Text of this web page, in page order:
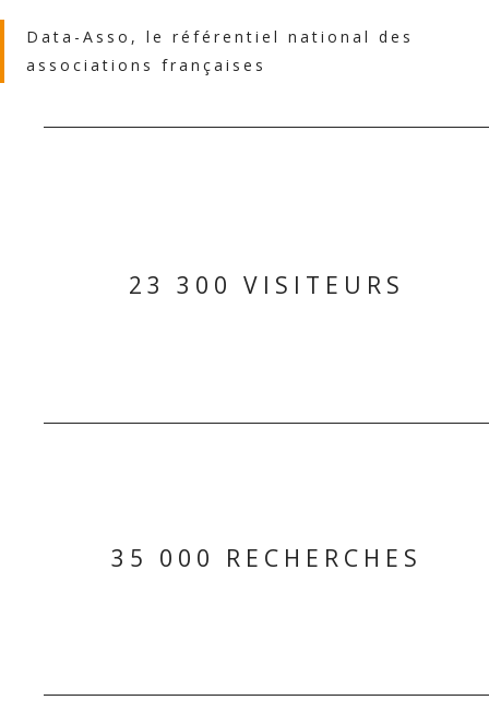
Data-Asso, le référentiel national des
associations françaises
23 300 VISITEURS
35 000 RECHERCHES